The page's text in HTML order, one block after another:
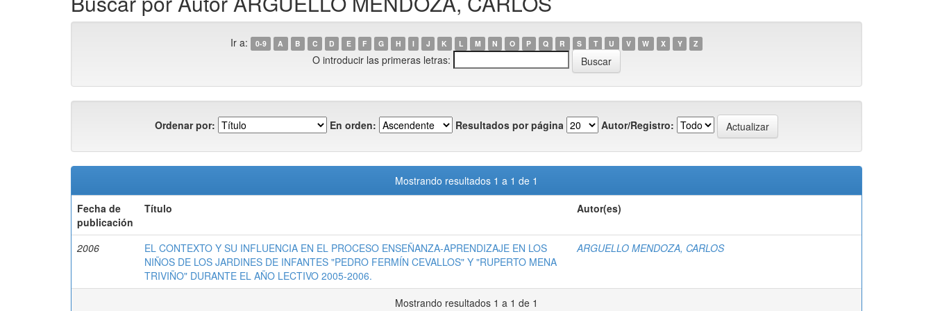
Ir a: 0-9 A B C D E F G H I J K L M N O P Q R S T U V W X Y Z
O introducir las primeras letras:
Ordenar por: En orden: Resultados por página Autor/Registro:
Mostrando resultados 1 a 1 de 1
Fecha de
publicación
Título Autor(es)
2006
EL CONTEXTO Y SU INFLUENCIA EN EL PROCESO ENSEÑANZA-APRENDIZAJE EN LOS
NIÑOS DE LOS JARDINES DE INFANTES "PEDRO FERMÍN CEVALLOS" Y "RUPERTO MENA
TRIVIÑO" DURANTE EL AÑO LECTIVO 2005-2006.
ARGUELLO MENDOZA, CARLOS
Mostrando resultados 1 a 1 de 1